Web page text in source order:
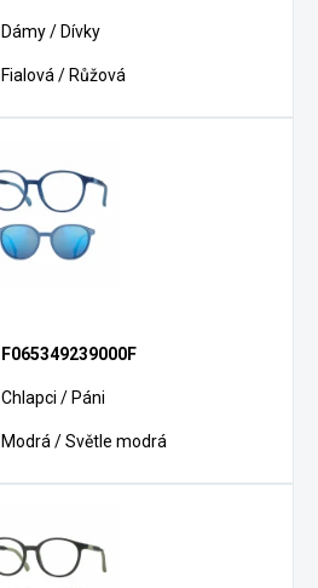
Dámy / Dívky
Fialová / Růžová
F065349239000F
Chlapci / Páni
Modrá / Světle modrá